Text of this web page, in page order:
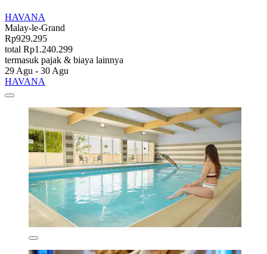
HAVANA
Malay-le-Grand
Rp929.295
total Rp1.240.299
termasuk pajak & biaya lainnya
29 Agu - 30 Agu
HAVANA